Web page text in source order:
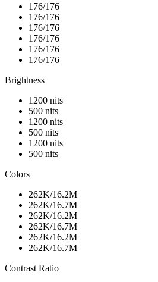
176/176
176/176
176/176
176/176
176/176
176/176
Brightness
1200 nits
500 nits
1200 nits
500 nits
1200 nits
500 nits
Colors
262K/16.2M
262K/16.7M
262K/16.2M
262K/16.7M
262K/16.2M
262K/16.7M
Contrast Ratio